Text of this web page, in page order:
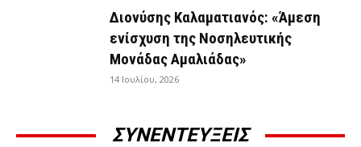
Διονύσης Καλαματιανός: «Άμεση
ενίσχυση της Νοσηλευτικής
Μονάδας Αμαλιάδας»
14 Ιουλίου, 2026
ΣΥΝΕΝΤΕΥΞΕΙΣ
ΣΥΝΕΝΤΕΎΞΕΙΣ